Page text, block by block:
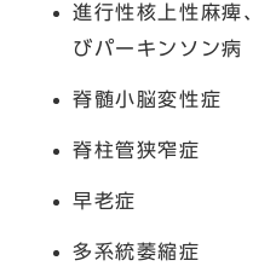
進行性核上性麻痺
びパーキンソン病
脊髄小脳変性症
脊柱管狭窄症
早老症
多系統萎縮症